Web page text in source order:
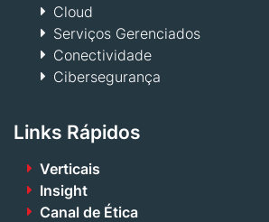
Cloud
Serviços Gerenciados
Conectividade
Cibersegurança
Links Rápidos
Verticais
Insight
Canal de Ética